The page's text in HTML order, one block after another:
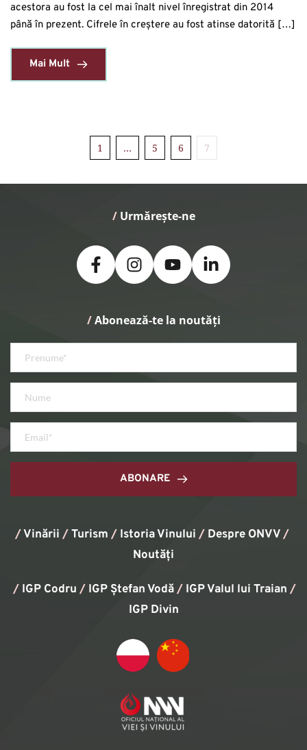
acestora au fost la cel mai înalt nivel înregistrat din 2014
până în prezent. Cifrele în creștere au fost atinse datorită […]
Mai Mult
1 … 5 6 7
/ Urmărește-ne
/ Abonează-te la noutăți
ABONARE
/Vinării /Turism / Istoria Vinului / Despre ONVV/
Noutăți
/ IGP Codru / IGP Ștefan Vodă/ IGP Valul lui Traian
IGP Divin